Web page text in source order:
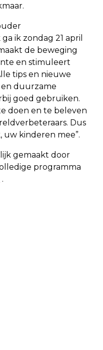
ik zondag 21 april
de beweging
en stimuleert
tips en nieuwe
duurzame
goed gebruiken.
doen en te beleven
Dus
uw kinderen mee”.
gemaakt door
programma
.